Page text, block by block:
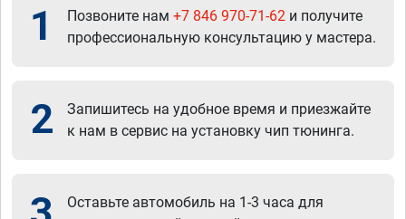
1 Позвоните нам +7 846 970-71-62 и получите
профессиональную консультацию у мастера.
2
Запишитесь на удобное время и приезжайте
к нам в сервис на установку чип тюнинга.
Оставьте автомобиль на 1-3 часа для